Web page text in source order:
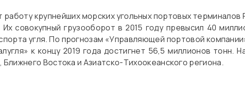
крупнейших морских угольных портовых терминалов
совокупный грузооборот в 2015 году превысил 40
угля. По прогнозам «Управляющей портовой
к концу 2019 года достигнет 56,5 миллионов тонн.
Востока и Азиатско-Тихоокеанского региона.